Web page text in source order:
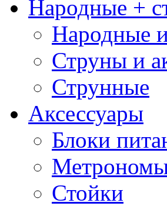
Народные +
Народные
Струны и
Струнные
Аксессуары
Блоки
Стойки